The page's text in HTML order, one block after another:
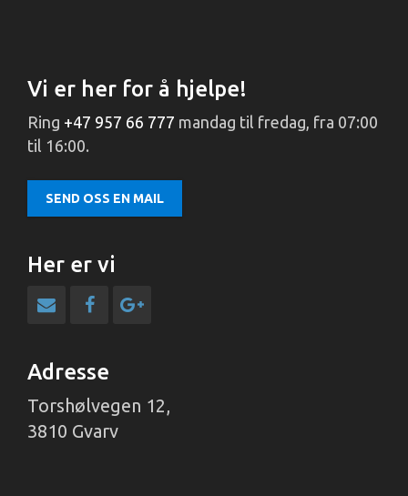
Vi er her for å hjelpe!
Ring +47 957 66 777 mandag til fredag, fra 07:00
til 16:00.
SEND OSS EN MAIL
Her er vi
Adresse
Torshølvegen 12,
3810 Gvarv